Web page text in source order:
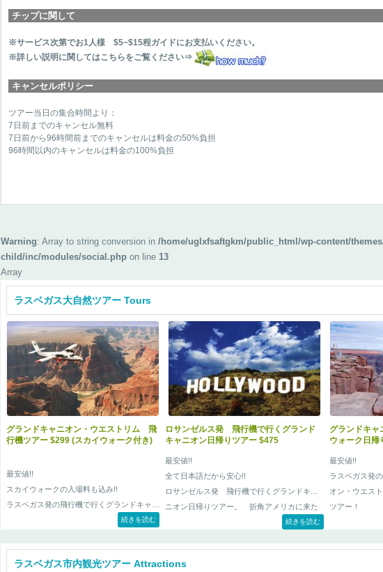
チップに関して
※サービス次第でお1人様 $5~$15程ガイドにお支払いください。
※詳しい説明に関してはこちらをご覧ください⇒
キャンセルポリシー
ツアー当日の集合時間より：
7日前までのキャンセル無料
7日前から96時間前までのキャンセルは料金の50%負担
96時間以内のキャンセルは料金の100%負担
Warning: Array to string conversion in/home/uglxfsaftgkm/public_html/wp-content/
child/inc/modules/social.php on line13
Array
ラスベガス大自然ツアー Tours
グランドキャニオン・ウエストリム 飛
行機ツアー $299 (スカイウォーク付き)
最安値!!
スカイウォークの入場料も込み!!
ラスベガス発の飛行機で行くグランドキャニ
オン・ウエストリムの日帰りツアー！ ラス
半日ツアーなので夜の食事やショーの予定も
問題なし！
続きを読む
ロサンゼルス発 飛行機で行くグランド
キャニオン日帰りツアー $475
最安値!!
全て日本語だから安心!!
ロサンゼルス発 飛行機で行くグランドキャ
ニオン日帰りツアー。 折角アメリカに来た
んだからグランドキャニオンには是非行きた
し・・・
そんな方に是非お勧めなロサンゼルスからで
続きを読む
グランドキ
ウォーク日帰
最安値!!
ラスベガス発
オン・ウエス
ツアー！
ツアー行程に
全て込まれて
ラスベガス市内観光ツアー Attractions